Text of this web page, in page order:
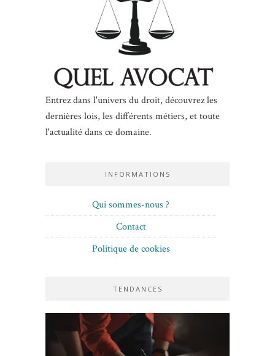
Entrez dans l'univers du droit, découvrez les
dernières lois, les différents métiers, et toute
l'actualité dans ce domaine.
INFORMATIONS
Qui sommes-nous ?
Contact
Politique de cookies
TENDANCES